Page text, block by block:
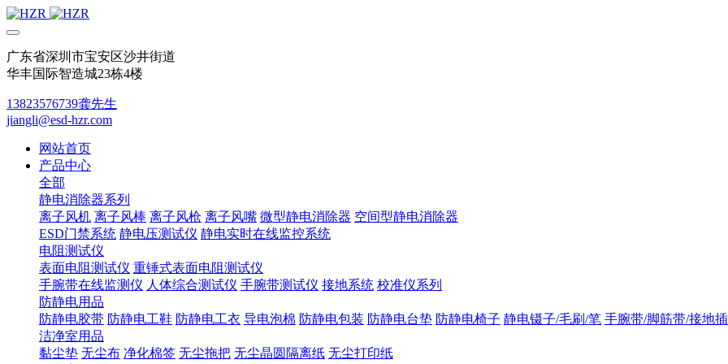
广东省深圳市宝安区沙井街道
华丰国际智造城23栋4楼
13823576739龚先生
jiangli@esd-hzr.com
网站首页
产品中心
全部
静电消除器系列
离子风机 离子风棒 离子风枪 离子风嘴 微型静电消除器 空间型静电消除器
ESD门禁系统 静电压测试仪 静电实时在线监控系统
电阻测试仪
表面电阻测试仪 重锤式表面电阻测试仪
手腕带在线监测仪 人体综合测试仪 手腕带测试仪 接地系统 校准仪系列
防静电用品
防静电胶带 防静电工鞋 防静电工衣 导电泡棉 防静电包装 防静电台垫 防静电椅子 静电镊子/毛刷/笔 手腕带/脚筋带/接地
洁净室用品
黏尘垫 无尘布 净化棉签 无尘拖把 无尘晶圆隔离纸 无尘打印纸